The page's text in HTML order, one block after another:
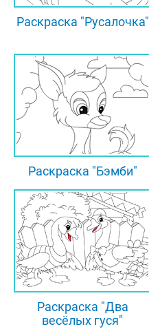
Раскраска "Русалочка"
Раскраска "Бэмби"
Раскраска "Два
весёлых гуся"